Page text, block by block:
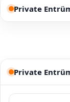
Private
Private